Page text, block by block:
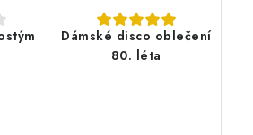
Dámské disco oblečení
80. léta